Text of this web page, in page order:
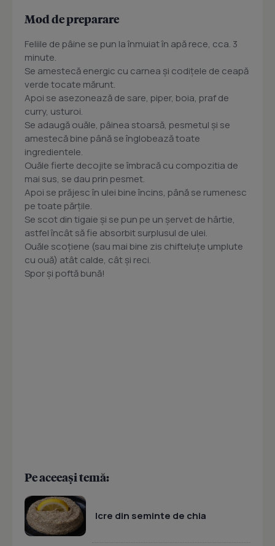
Mod de preparare
Feliile de pâine se pun la înmuiat în apă rece, cca. 3
minute.
Se amestecă energic cu carnea și codițele de ceapă
verde tocate mărunt.
Apoi se asezonează de sare, piper, boia, praf de
curry, usturoi.
Se adaugă ouăle, pâinea stoarsă, pesmetul și se
amestecă bine până se înglobează toate
ingredientele.
Ouăle fierte decojite se îmbracă cu compozitia de
mai sus, se dau prin pesmet.
Apoi se prăjesc în ulei bine încins, până se rumenesc
pe toate părțile.
Se scot din tigaie și se pun pe un șervet de hârtie,
astfel încât să fie absorbit surplusul de ulei.
Ouăle scoțiene (sau mai bine zis chifteluțe umplute
cu ouă) atât calde, cât și reci.
Spor și poftă bună!
Pe aceeași temă:
Icre din seminte de chia